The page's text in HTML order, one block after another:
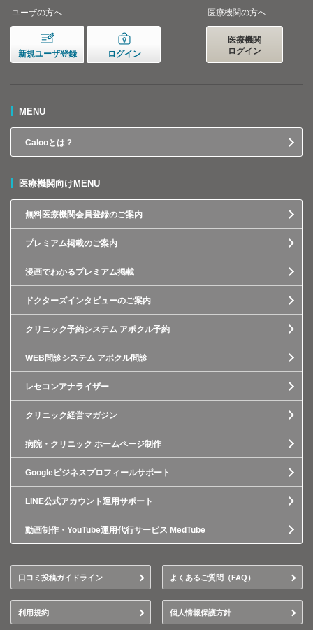
ユーザの方へ
新規ユーザ登録 ログイン
医療機関の方へ
医療機関
ログイン
MENU
Calooとは？
医療機関向けMENU
無料医療機関会員登録のご案内
プレミアム掲載のご案内
漫画でわかるプレミアム掲載
ドクターズインタビューのご案内
クリニック予約システム アポクル予約
WEB問診システム アポクル問診
レセコンアナライザー
クリニック経営マガジン
病院・クリニック ホームページ制作
Googleビジネスプロフィールサポート
LINE公式アカウント運用サポート
動画制作・YouTube運用代行サービス MedTube
口コミ投稿ガイドライン よくあるご質問（FAQ）
利用規約 個人情報保護方針